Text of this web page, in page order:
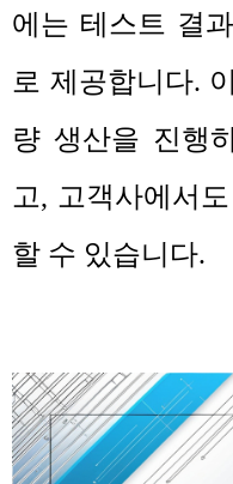
에는 테스트 결
로 제공합니다.
량 생산을 진행
고, 고객사에서
할 수 있습니다.